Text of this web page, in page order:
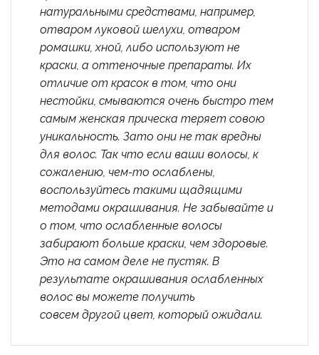
натуральными средствами, например,
отваром луковой шелухи, отваром
ромашки, хной, либо используют не
краски, а оттеночные препараты. Их
отличие от красок в том, что они
нестойки, смываются очень быстро тем
самым женская прическа теряет совою
уникальность. Зато они не так вредны
для волос. Так что если ваши волосы, к
сожалению, чем-то ослаблены,
воспользуйтесь такими щадящими
методами окрашивания. Не забывайте и
о том, что ослабленные волосы
забирают больше краски, чем здоровые.
Это на самом деле не пустяк. В
результате окрашивания ослабленных
волос вы можете получить
совсем другой цвет, который ожидали.